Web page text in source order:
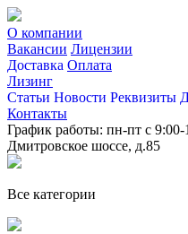
О компании
Вакансии Лицензии
Доставка Оплата
Лизинг
Статьи Новости Реквизиты
Контакты
График работы: пн-пт с 9:00-
Дмитровское шоссе, д.85
Все категории